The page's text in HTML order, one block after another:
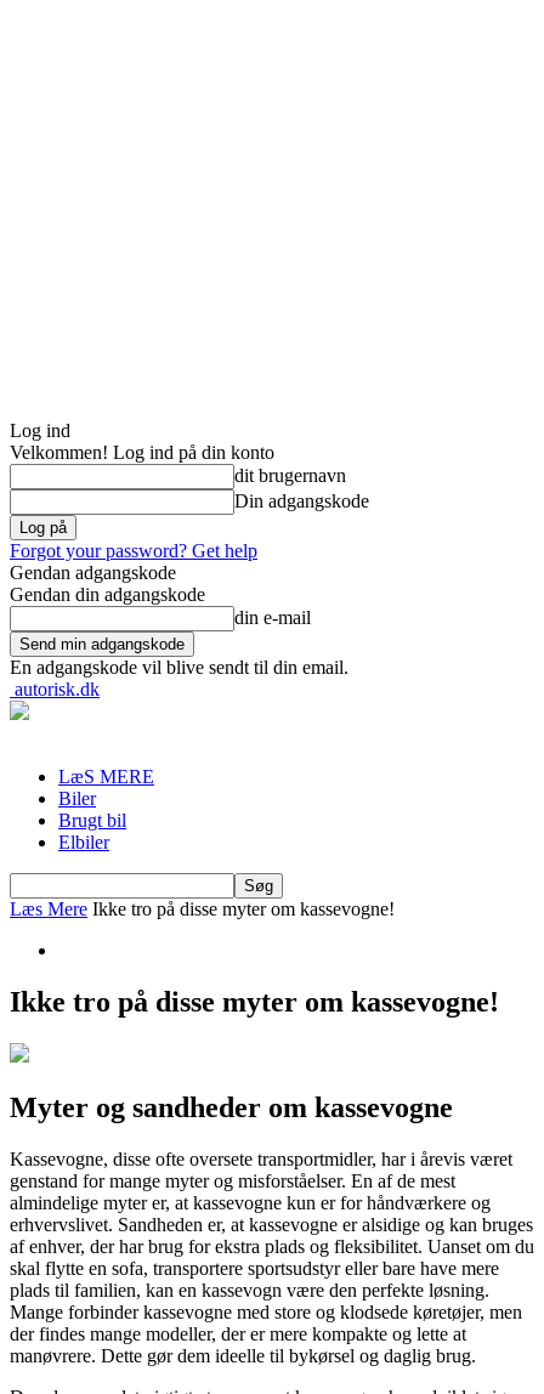
Log ind
Velkommen! Log ind på din konto
dit brugernavn
Din adgangskode
Forgot your password? Get help
Gendan adgangskode
Gendan din adgangskode
din e-mail
En adgangskode vil blive sendt til din email.
autorisk.dk
LæS MERE
Biler
Brugt bil
Elbiler
Læs Mere Ikke tro på disse myter om kassevogne!
Ikke tro på disse myter om kassevogne!
Myter og sandheder om kassevogne
Kassevogne, disse ofte oversete transportmidler, har i årevis været
genstand for mange myter og misforståelser. En af de mest
almindelige myter er, at kassevogne kun er for håndværkere og
erhvervslivet. Sandheden er, at kassevogne er alsidige og kan bruges
af enhver, der har brug for ekstra plads og fleksibilitet. Uanset om du
skal flytte en sofa, transportere sportsudstyr eller bare have mere
plads til familien, kan en kassevogn være den perfekte løsning.
Mange forbinder kassevogne med store og klodsede køretøjer, men
der findes mange modeller, der er mere kompakte og lette at
manøvrere. Dette gør dem ideelle til bykørsel og daglig brug.